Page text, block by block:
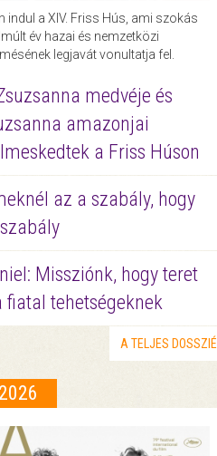
indul a XIV. Friss Hús, ami szokás
év hazai és nemzetközi
legjavát vonultatja fel.
medvéje és
amazonjai
a Friss Húson
az a szabály, hogy
Missziónk, hogy teret
fiatal tehetségeknek
A TELJES DOSSZIÉ